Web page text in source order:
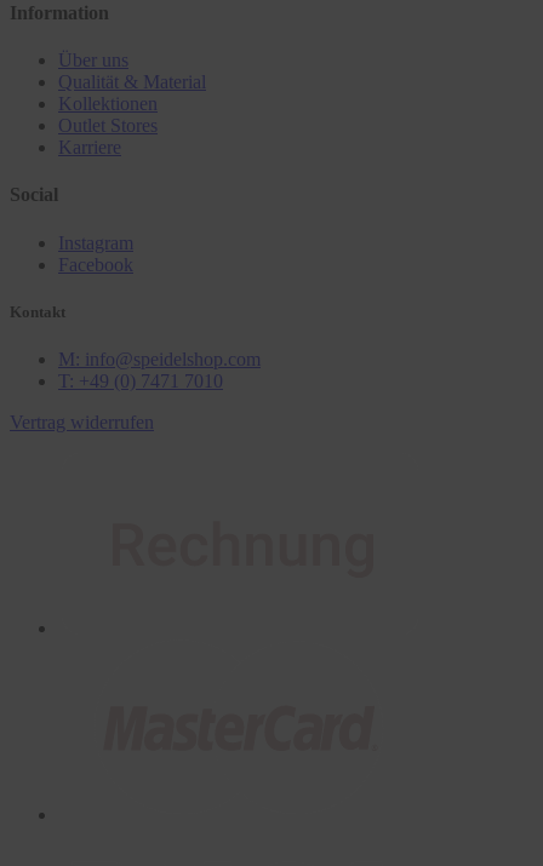
Information
Über uns
Qualität & Material
Kollektionen
Outlet Stores
Karriere
Social
Instagram
Facebook
Kontakt
M: info@speidelshop.com
T: +49 (0) 7471 7010
Vertrag widerrufen